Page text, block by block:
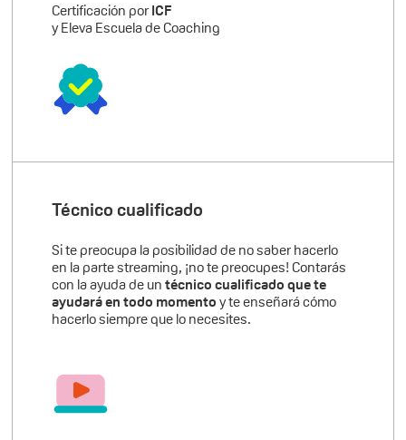
Certificación porICF
y Eleva Escuela de Coaching
Técnico cualificado
Si te preocupa la posibilidad de no saber hacerlo
en la parte streaming, ¡no te preocupes! Contarás
con la ayuda de untécnico cualificado que te
ayudará en todo momentoy te enseñará cómo
hacerlo siempre que lo necesites.